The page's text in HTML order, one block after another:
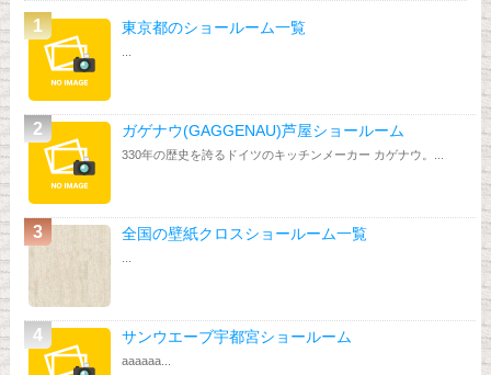
東京都のショールーム一覧
ガゲナウ(GAGGENAU)芦屋ショールーム
330年の歴史を誇るドイツのキッチンメーカー カゲナウ。...
全国の壁紙クロスショールーム一覧
サンウエーブ宇都宮ショールーム
aaaaaa...